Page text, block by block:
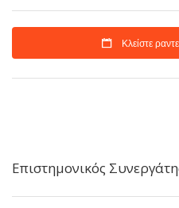
Κλείστε
Επιστημονικός